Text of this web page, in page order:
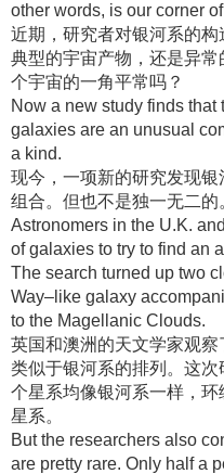
other words, is our corner
近期，研究者对银河系的构
典型的宇宙产物，还是异
个宇宙的一角平常吗？
Now a new study finds
galaxies are an unusual
a kind.
现今，一项新的研究发现
组合。但也不是独一无二的
Astronomers in the U.K.
of galaxies to try to find an
The search turned up two
Way–like galaxy
to the Magellanic Clouds.
英国和澳洲的天文学家观
类似于银河系的排列 。这
个星系均像银河系一样，
星系。
But the researchers also
are pretty rare. Only half a